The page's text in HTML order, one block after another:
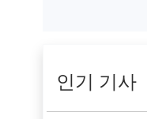
인기 기사